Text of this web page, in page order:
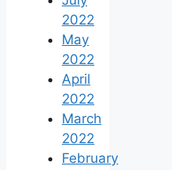
2022
May
2022
April
2022
March
2022
February